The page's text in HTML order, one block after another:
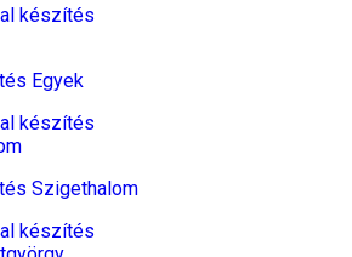
Egyek
Szigethalom